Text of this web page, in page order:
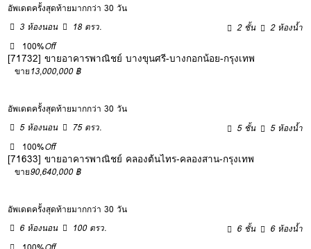
อัพเดตครั้งสุดท้ายมากกว่า 30 วัน
3 ห้องนอน
18 ตรว. 2 ชั้น
2 ห้องน้ำ
100%Off
[71732] ขายอาคารพาณิชย์ บางขุนศรี-บางกอกน้อย-กรุงเทพ
ขาย13,000,000 ฿
อัพเดตครั้งสุดท้ายมากกว่า 30 วัน
5 ห้องนอน
75 ตรว. 5 ชั้น
5 ห้องน้ำ
100%Off
[71633] ขายอาคารพาณิชย์ คลองต้นไทร-คลองสาน-กรุงเทพ
ขาย90,640,000 ฿
อัพเดตครั้งสุดท้ายมากกว่า 30 วัน
6 ห้องนอน
100 ตรว. 6 ชั้น
6 ห้องน้ำ